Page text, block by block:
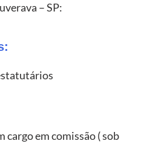
– SP:
cargo em comissão ( sob